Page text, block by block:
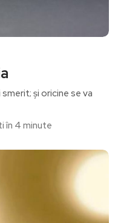
şi oricine se va
în 4 minute